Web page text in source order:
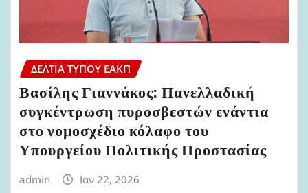
ΔΕΛΤΊΑ ΤΎΠΟΥ ΕΑΚΠ
Βασίλης Γιαννάκος: Πανελλαδική
συγκέντρωση πυροσβεστών ενάντια
στο νομοσχέδιο κόλαφο του
Υπουργείου Πολιτικής Προστασίας
admin Ιαν 22, 2026